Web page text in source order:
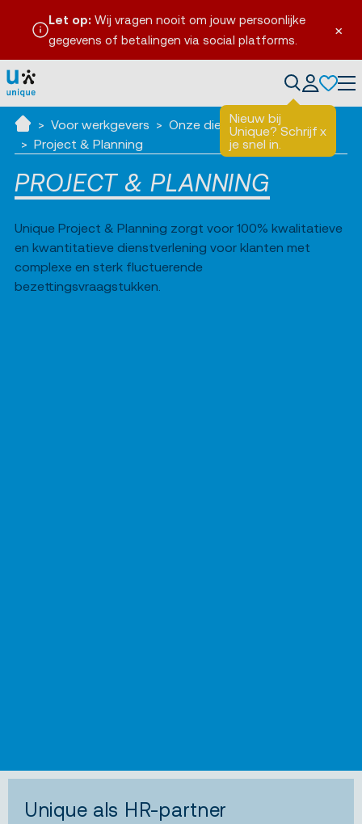
×
Let op: Wij vragen nooit om jouw persoonlijke
gegevens of betalingen via social platforms.
Nieuw bij
Unique? Schrijf
je snel in.
x
Ik zoek werk
Voor werkgevers Onze diensten
Diensten
Project & Planning
PROJECT & PLANNING
Unique Project & Planning zorgt voor 100% kwalitatieve
en kwantitatieve dienstverlening voor klanten met
complexe en sterk fluctuerende
bezettingsvraagstukken.
Unique als HR-partner